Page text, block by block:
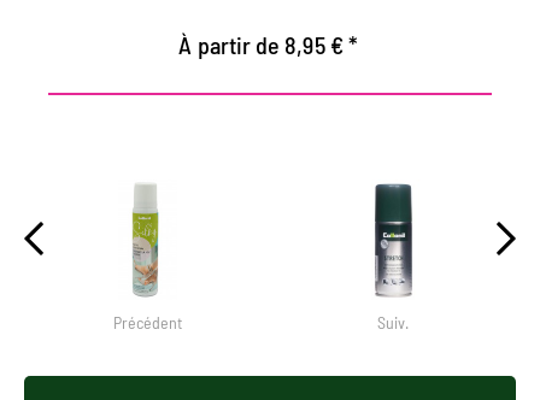
À partir de 8,95 € *
Précédent Suiv.